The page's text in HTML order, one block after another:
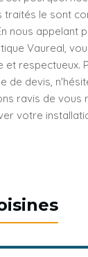
traités le sont
nous appelant
Vaureal,
et respectueux.
de devis,
ravis de vous
votre